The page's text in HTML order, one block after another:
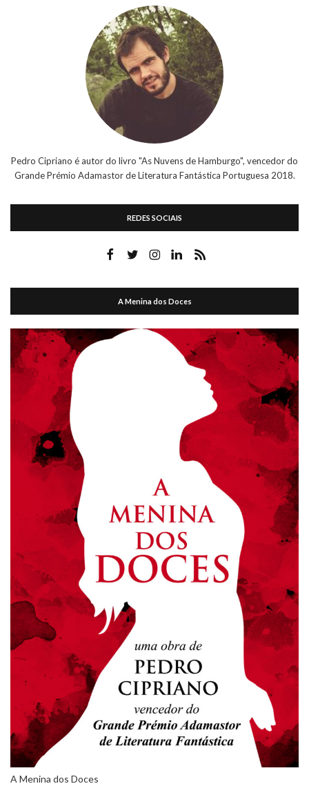
Pedro Cipriano é autor do livro "As Nuvens de Hamburgo", vencedor do
Grande Prémio Adamastor de Literatura Fantástica Portuguesa 2018.
REDES SOCIAIS
A Menina dos Doces
A Menina dos Doces